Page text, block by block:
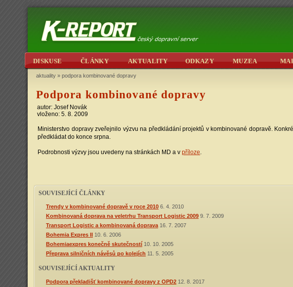
DISKUSE ČLÁNKY AKTUALITY ODKAZY MUZEA
aktuality » podpora kombinované dopravy
Podpora kombinované dopravy
autor: Josef Novák
vloženo: 5. 8. 2009
Ministerstvo dopravy zveřejnilo výzvu na předkládání projektů v kombinované dopravě.
předkládat do konce srpna.
Podrobnosti výzvy jsou uvedeny na stránkách MD a v příloze.
SOUVISEJÍCÍ ČLÁNKY
Trendy v kombinované dopravě v roce 2010 6. 4. 2010
Kombinovaná doprava na veletrhu Transport Logistic 2009 9. 7. 2009
Transport Logistic a kombinovaná doprava 16. 7. 2007
Bohemia Expres II 10. 6. 2006
Bohemiaexpres konečně skutečností 10. 10. 2005
Přeprava silničních návěsů po kolejích 11. 5. 2005
SOUVISEJÍCÍ AKTUALITY
Podpora překladišť kombinované dopravy z OPD2 12. 8. 2017